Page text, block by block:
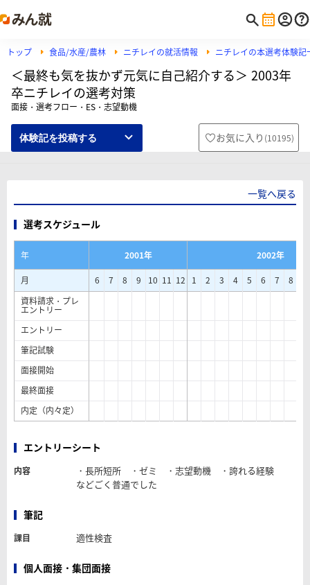
トップ 食品/水産/農林 ニチレイの就活情報 ニチレイの本選考体験記
＜最終も気を抜かず元気に自己紹介する＞ 2003年
卒ニチレイの選考対策
面接・選考フロー・ES・志望動機
体験記を投稿する お気に入り (10195)
一覧へ戻る
選考スケジュール
年 2001年
2002年
月
6 7 8 9 10 11 12 1 2 3 4 5 6 7 8
資料請求・プレ
エントリー
エントリー
筆記試験
面接開始
最終面接
内定（内々定）
エントリーシート
内容
・長所短所 ・ゼミ ・志望動機 ・誇れる経験
などごく普通でした
筆記
課目 適性検査
個人面接・集団面接